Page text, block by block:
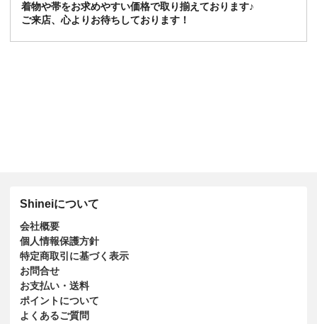
着物や帯をお求めやすい価格で取り揃えております♪
ご来店、心よりお待ちしております！
Shineiについて
会社概要
個人情報保護方針
特定商取引に基づく表示
お問合せ
お支払い・送料
ポイントについて
よくあるご質問